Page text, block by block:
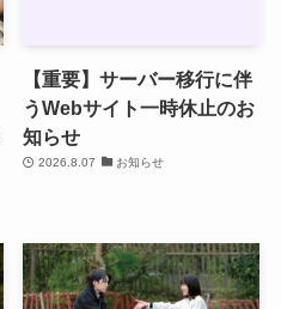
【重要】サーバー移行に伴
うWebサイト一時休止のお
知らせ
2026.8.07 お知らせ